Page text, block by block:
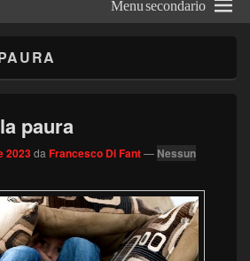
Menu secondario
paura
2023da Francesco Di Fant— Nessun